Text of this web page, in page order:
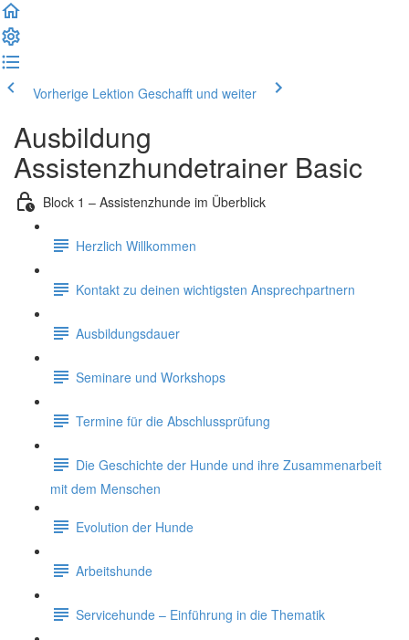
Vorherige Lektion Geschafft und weiter
Ausbildung
Assistenzhundetrainer Basic
Block 1 – Assistenzhunde im Überblick
Herzlich Willkommen
Kontakt zu deinen wichtigsten Ansprechpartnern
Ausbildungsdauer
Seminare und Workshops
Termine für die Abschlussprüfung
Die Geschichte der Hunde und ihre Zusammenarbeit
mit dem Menschen
Evolution der Hunde
Arbeitshunde
Servicehunde – Einführung in die Thematik